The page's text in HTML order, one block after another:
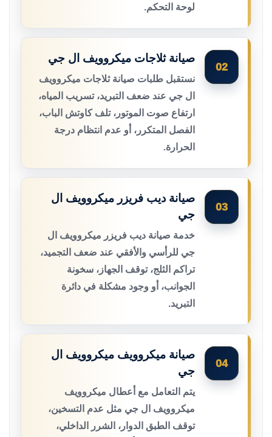
لوحة التحكم.
02
صيانة ثلاجات ميكروويف ال جي
نستقبل طلبات صيانة ثلاجات ميكروويف
ال جي عند ضعف التبريد، تسريب المياه،
ارتفاع صوت الموتور، تلف كاوتش الباب،
الفصل المتكرر، أو عدم انتظام درجة
الحرارة.
03
صيانة ديب فريزر ميكروويف ال
جي
خدمة صيانة ديب فريزر ميكروويف ال
جي للرأسي والأفقي عند ضعف التجميد،
تراكم الثلج، توقف الجهاز، سخونة
الجوانب، أو وجود مشكلة في دائرة
التبريد.
04
صيانة ميكروويف ميكروويف ال
جي
يتم التعامل مع أعطال ميكروويف
ميكروويف ال جي مثل عدم التسخين،
توقف الطبق الدوار، الشرر الداخلي،